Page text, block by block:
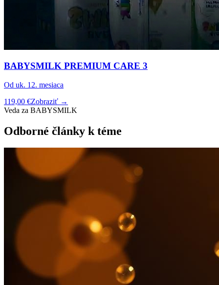
BABYSMILK PREMIUM CARE 3
Od uk. 12. mesiaca
119,00 €Zobraziť →
Veda za BABYSMILK
Odborné články k téme